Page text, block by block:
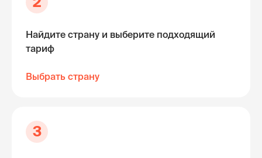
Найдите страну и выберите подходящий
тариф
Выбрать страну
3